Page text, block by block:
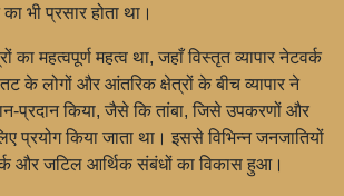
का भी प्रसार होता था।
का महत्वपूर्ण महत्व था, जहाँ विस्तृत व्यापार नेटवर्क
के लोगों और आंतरिक क्षेत्रों के बीच व्यापार ने
प्रदान किया, जैसे कि तांबा, जिसे उपकरणों और
प्रयोग किया जाता था। इससे विभिन्न जनजातियों
और जटिल आर्थिक संबंधों का विकास हुआ।